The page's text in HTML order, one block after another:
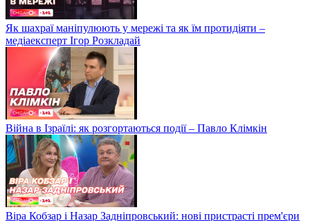
Як шахраї маніпулюють у мережі та як їм протидіяти –
медіаексперт Ігор Розкладай
Війна в Ізраїлі: як розгортаються події – Павло Клімкін
Віра Кобзар і Назар Задніпровський: нові пристрасті прем'єри